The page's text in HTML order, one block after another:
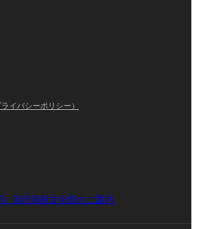
イバシーポリシー）
）深沢高校文化祭のご案内